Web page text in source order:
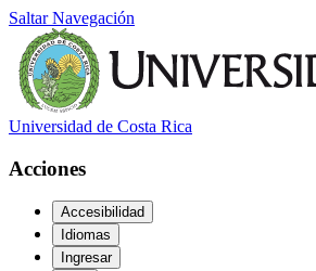
Saltar Navegación
Universidad de Costa Rica
Acciones
Accesibilidad
Idiomas
Ingresar